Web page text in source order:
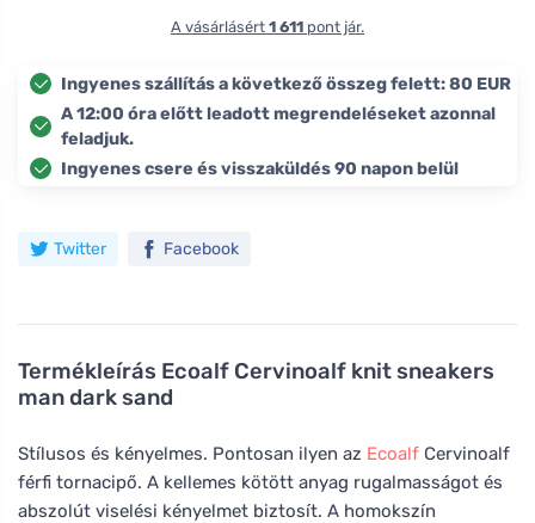
Termékleírás Ecoalf Cervinoalf knit sneakers
man dark sand
Stílusos és kényelmes. Pontosan ilyen az Ecoalf Cervinoalf
férfi tornacipő. A kellemes kötött anyag rugalmasságot és
abszolút viselési kényelmet biztosít. A homokszín
A vásárlásért 1 611 pont jár.
Ingyenes szállítás a következő összeg felett: 80 EUR
A 12:00 óra előtt leadott megrendeléseket azonnal
feladjuk.
Ingyenes csere és visszaküldés 90 napon belül
Twitter Facebook